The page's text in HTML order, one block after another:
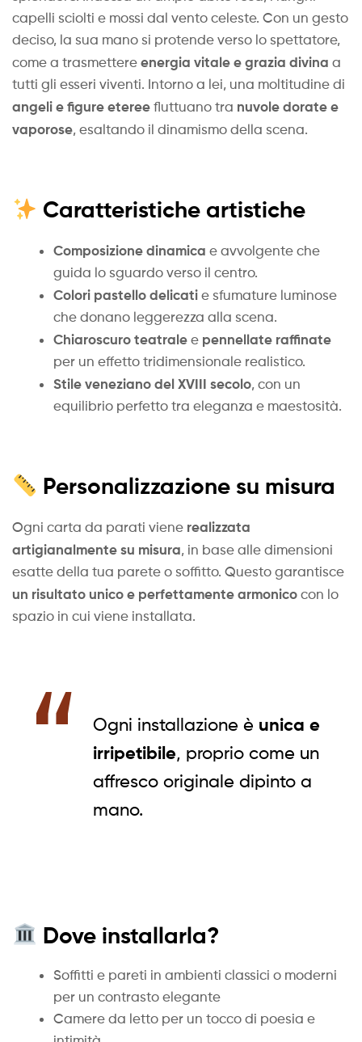
capelli sciolti e mossi dal vento celeste. Con un gesto
deciso, la sua mano si protende verso lo spettatore,
come a trasmettere energia vitale e grazia divina a
tutti gli esseri viventi. Intorno a lei, una moltitudine di
angeli e figure eteree fluttuano tra nuvole dorate e
vaporose, esaltando il dinamismo della scena.
Caratteristiche artistiche
Composizione dinamica e avvolgente che
guida lo sguardo verso il centro.
Colori pastello delicati e sfumature luminose
che donano leggerezza alla scena.
Chiaroscuro teatrale e pennellate raffinate
per un effetto tridimensionale realistico.
Stile veneziano del XVIII secolo, con un
equilibrio perfetto tra eleganza e maestosità.
Personalizzazione su misura
Ogni carta da parati viene realizzata
artigianalmente su misura, in base alle dimensioni
esatte della tua parete o soffitto. Questo garantisce
un risultato unico e perfettamente armonico con lo
spazio in cui viene installata.
Ogni installazione è unica e
irripetibile, proprio come un
affresco originale dipinto a
mano.
Dove installarla?
Soffitti e pareti in ambienti classici o moderni
per un contrasto elegante
Camere da letto per un tocco di poesia e